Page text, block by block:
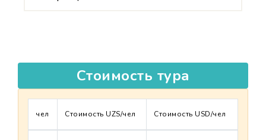
Стоимость тура
чел Стоимость UZS/чел Стоимость USD/чел